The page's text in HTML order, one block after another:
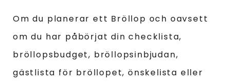
Om du planerar ett Bröllop och oavsett
om du har påbörjat din checklista,
bröllopsbudget, bröllopsinbjudan,
gästlista för bröllopet, önskelista eller